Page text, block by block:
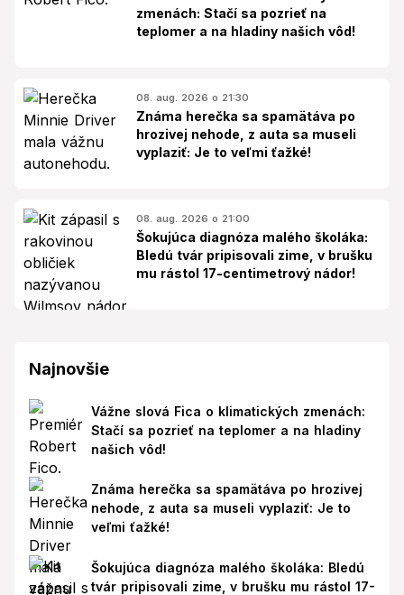
zmenách: Stačí sa pozrieť na
teplomer a na hladiny našich vôd!
08. aug. 2026 o 21:30
Známa herečka sa spamätáva po
hrozivej nehode, z auta sa museli
vyplaziť: Je to veľmi ťažké!
08. aug. 2026 o 21:00
Šokujúca diagnóza malého školáka:
Bledú tvár pripisovali zime, v brušku
mu rástol 17-centimetrový nádor!
Najnovšie
Vážne slová Fica o klimatických zmenách:
Stačí sa pozrieť na teplomer a na hladiny
našich vôd!
Známa herečka sa spamätáva po hrozivej
nehode, z auta sa museli vyplaziť: Je to
veľmi ťažké!
Šokujúca diagnóza malého školáka: Bledú
tvár pripisovali zime, v brušku mu rástol 17-